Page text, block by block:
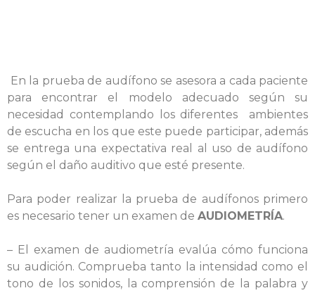
En la prueba de audífono se asesora a cada paciente
para encontrar el modelo adecuado según su
necesidad contemplando los diferentes ambientes
de escucha en los que este puede participar, además
se entrega una expectativa real al uso de audífono
según el daño auditivo que esté presente.
Para poder realizar la prueba de audífonos primero
es necesario tener un examen de AUDIOMETRÍA.
– El examen de audiometría evalúa cómo funciona
su audición. Comprueba tanto la intensidad como el
tono de los sonidos, la comprensión de la palabra y